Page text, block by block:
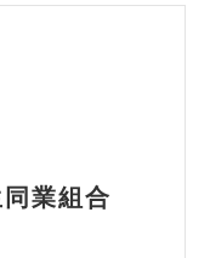
業組合